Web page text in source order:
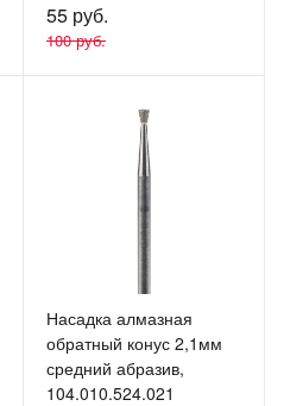
55 руб.
100 руб.
Насадка алмазная
обратный конус 2,1мм
средний абразив,
104.010.524.021